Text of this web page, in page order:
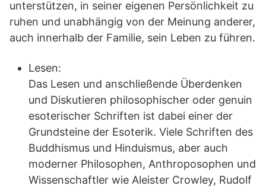
unterstützen, in seiner eigenen Persönlichkeit zu
ruhen und unabhängig von der Meinung anderer,
auch innerhalb der Familie, sein Leben zu führen.
Lesen:
Das Lesen und anschließende Überdenken
und Diskutieren philosophischer oder genuin
esoterischer Schriften ist dabei einer der
Grundsteine der Esoterik. Viele Schriften des
Buddhismus und Hinduismus, aber auch
moderner Philosophen, Anthroposophen und
Wissenschaftler wie Aleister Crowley, Rudolf